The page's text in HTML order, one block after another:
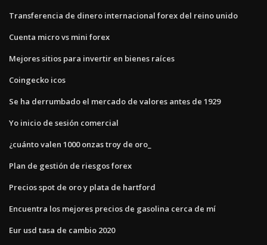
Transferencia de dinero internacional forex del reino unido
Cuenta micro vs mini forex
Mejores sitios para invertir en bienes raíces
Coingecko icos
Se ha derrumbado el mercado de valores antes de 1929
Yo inicio de sesión comercial
¿cuánto valen 1000 onzas troy de oro_
Plan de gestión de riesgos forex
Precios spot de oro y plata de hartford
Encuentra los mejores precios de gasolina cerca de mí
Eur usd tasa de cambio 2020